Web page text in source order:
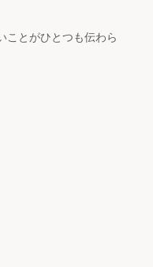
ことがひとつも伝わら